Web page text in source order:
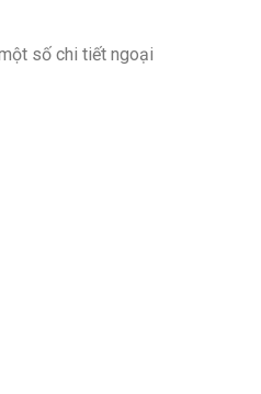
số chi tiết ngoại